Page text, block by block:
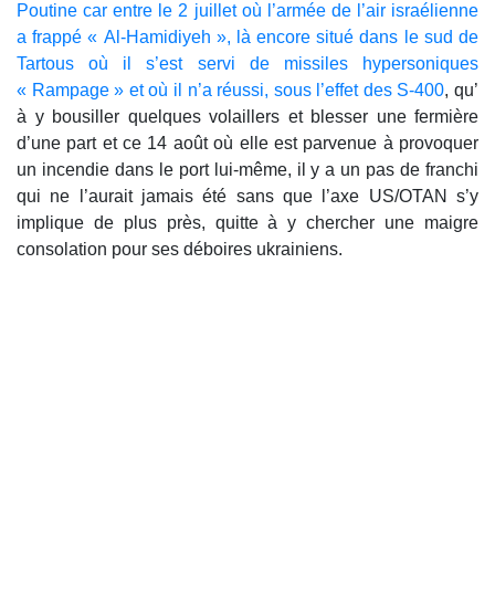
Poutine car entre le 2 juillet où l’armée de l’air israélienne
a frappé « Al-Hamidiyeh », là encore situé dans le sud de
Tartous où il s’est servi de missiles hypersoniques
« Rampage » et où il n’a réussi, sous l’effet des S-400, qu’
à y bousiller quelques volaillers et blesser une fermière
d’une part et ce 14 août où elle est parvenue à provoquer
un incendie dans le port lui-même, il y a un pas de franchi
qui ne l’aurait jamais été sans que l’axe US/OTAN s’y
implique de plus près, quitte à y chercher une maigre
consolation pour ses déboires ukrainiens.